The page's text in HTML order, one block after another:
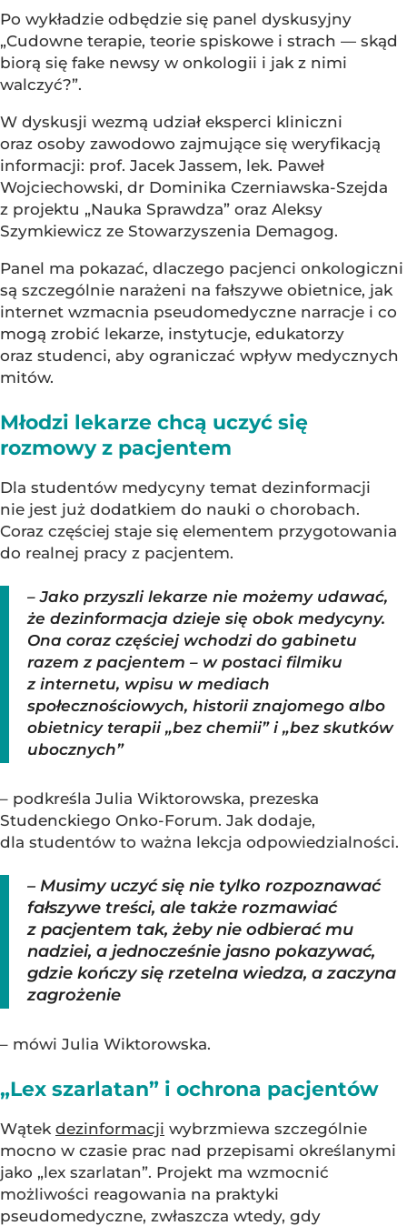
Po wykładzie odbędzie się panel dyskusyjny
„Cudowne terapie, teorie spiskowe i strach — skąd
biorą się fake newsy w onkologii i jak z nimi
walczyć?”.
W dyskusji wezmą udział eksperci kliniczni
oraz osoby zawodowo zajmujące się weryfikacją
informacji: prof. Jacek Jassem, lek. Paweł
Wojciechowski, dr Dominika Czerniawska-Szejda
z projektu „Nauka Sprawdza” oraz Aleksy
Szymkiewicz ze Stowarzyszenia Demagog.
Panel ma pokazać, dlaczego pacjenci onkologiczni
są szczególnie narażeni na fałszywe obietnice, jak
internet wzmacnia pseudomedyczne narracje i co
mogą zrobić lekarze, instytucje, edukatorzy
oraz studenci, aby ograniczać wpływ medycznych
mitów.
Młodzi lekarze chcą uczyć się
rozmowy z pacjentem
Dla studentów medycyny temat dezinformacji
nie jest już dodatkiem do nauki o chorobach.
Coraz częściej staje się elementem przygotowania
do realnej pracy z pacjentem.
– Jako przyszli lekarze nie możemy udawać,
że dezinformacja dzieje się obok medycyny.
Ona coraz częściej wchodzi do gabinetu
razem z pacjentem – w postaci filmiku
z internetu, wpisu w mediach
społecznościowych, historii znajomego albo
obietnicy terapii „bez chemii” i „bez skutków
ubocznych”
– podkreśla Julia Wiktorowska, prezeska
Studenckiego Onko-Forum. Jak dodaje,
dla studentów to ważna lekcja odpowiedzialności.
– Musimy uczyć się nie tylko rozpoznawać
fałszywe treści, ale także rozmawiać
z pacjentem tak, żeby nie odbierać mu
nadziei, a jednocześnie jasno pokazywać,
gdzie kończy się rzetelna wiedza, a zaczyna
zagrożenie
– mówi Julia Wiktorowska.
„Lex szarlatan” i ochrona pacjentów
Wątek dezinformacji wybrzmiewa szczególnie
mocno w czasie prac nad przepisami określanymi
jako „lex szarlatan”. Projekt ma wzmocnić
możliwości reagowania na praktyki
pseudomedyczne, zwłaszcza wtedy, gdy